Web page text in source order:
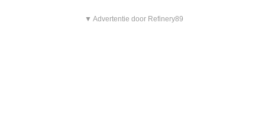
▼ Advertentie door Refinery89